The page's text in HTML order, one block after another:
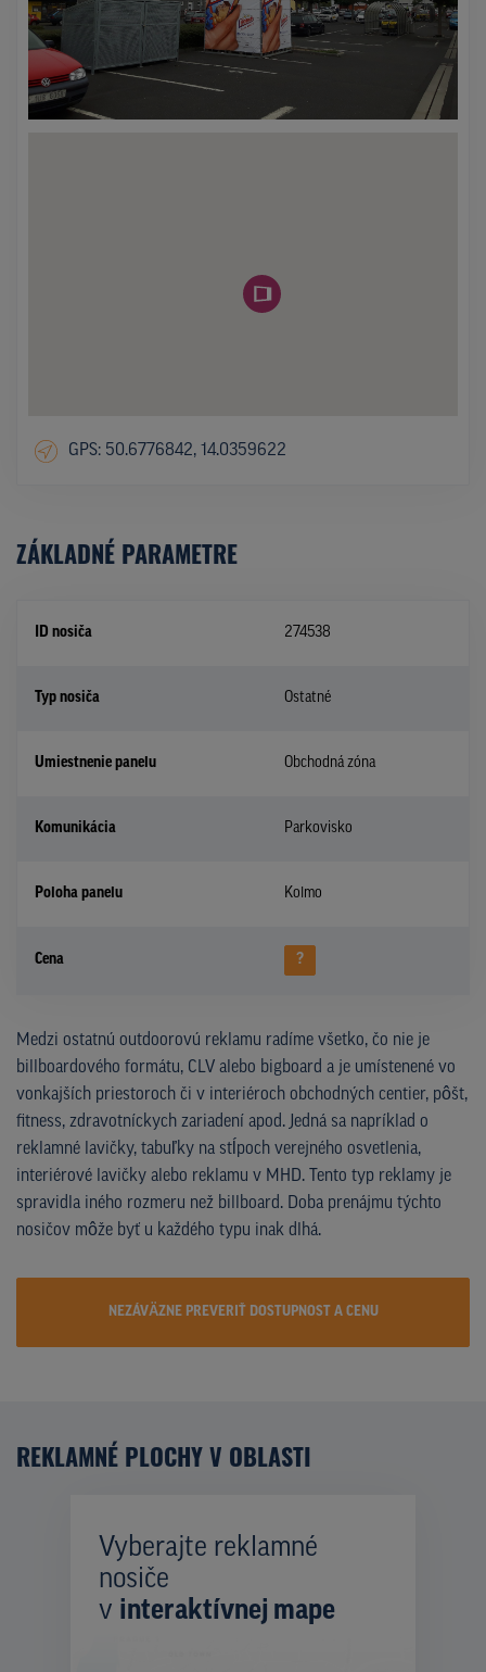
GPS: 50.6776842, 14.0359622
ZÁKLADNÉ PARAMETRE
ID nosiča 274538
Typ nosiča Ostatné
Umiestnenie panelu Obchodná zóna
Komunikácia Parkovisko
Poloha panelu Kolmo
Cena ?
Medzi ostatnú outdoorovú reklamu radíme všetko, čo nie je
billboardového formátu, CLV alebo bigboard a je umístenené vo
vonkajších priestoroch či v interiéroch obchodných centier, pôšt,
fitness, zdravotníckych zariadení apod. Jedná sa napríklad o
reklamné lavičky, tabuľky na stĺpoch verejného osvetlenia,
interiérové lavičky alebo reklamu v MHD. Tento typ reklamy je
spravidla iného rozmeru než billboard. Doba prenájmu týchto
nosičov môže byť u každého typu inak dlhá.
NEZÁVÄZNE PREVERIŤ DOSTUPNOST A CENU
REKLAMNÉ PLOCHY V OBLASTI
Vyberajte reklamné
nosiče
v interaktívnej mape